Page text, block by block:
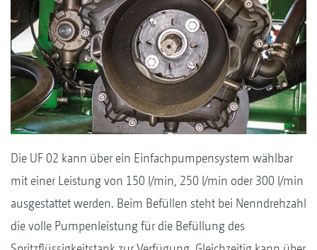
Die UF 02 kann über ein Einfachpumpensystem wählbar
mit einer Leistung von 150 l/min, 250 l/min oder 300 l/min
ausgestattet werden. Beim Befüllen steht bei Nenndrehzahl
die volle Pumpenleistung für die Befüllung des